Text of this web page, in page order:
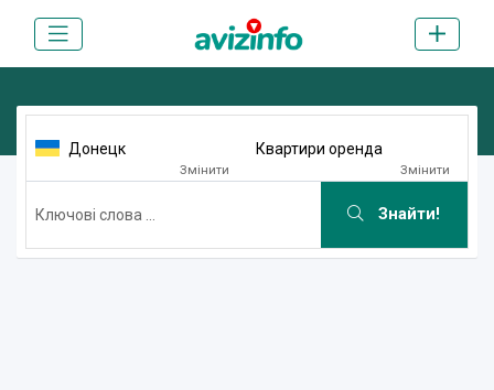
Донецк
Змінити
Квартири оренда
Змінити
Знайти!